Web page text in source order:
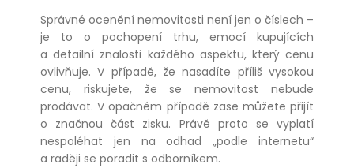
Správné ocenění nemovitosti není jen o číslech –
je to o pochopení trhu, emocí kupujících
a detailní znalosti každého aspektu, který cenu
ovlivňuje. V případě, že nasadíte příliš vysokou
cenu, riskujete, že se nemovitost nebude
prodávat. V opačném případě zase můžete přijít
o značnou část zisku. Právě proto se vyplatí
nespoléhat jen na odhad „podle internetu“
a raději se poradit s odborníkem.